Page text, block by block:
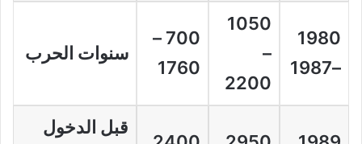
1980
–1987
1050
–
2200
700 –
1760
سنوات الحرب
قبل الدخول